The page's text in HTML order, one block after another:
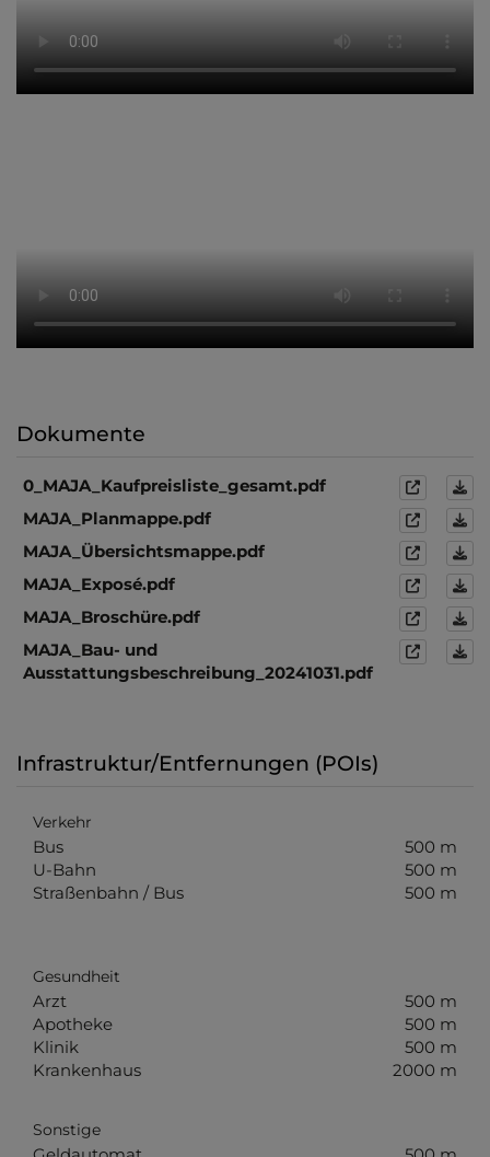
Dokumente
0_MAJA_Kaufpreisliste_gesamt.pdf
MAJA_Planmappe.pdf
MAJA_Übersichtsmappe.pdf
MAJA_Exposé.pdf
MAJA_Broschüre.pdf
MAJA_Bau- und
Ausstattungsbeschreibung_20241031.pdf
Infrastruktur/Entfernungen (POIs)
Verkehr
Bus
500 m
U-Bahn
500 m
Straßenbahn / Bus
500 m
Gesundheit
Arzt
500 m
Apotheke
500 m
Klinik
500 m
Krankenhaus
2000 m
Sonstige